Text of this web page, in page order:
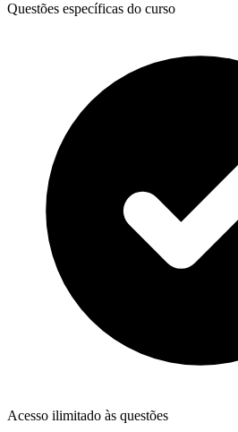
Questões específicas do curso
Acesso ilimitado às questões